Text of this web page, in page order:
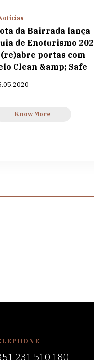
da Bairrada lança
de Enoturismo
(re)abre portas com
Clean &amp; Safe
Know More
231 510 180